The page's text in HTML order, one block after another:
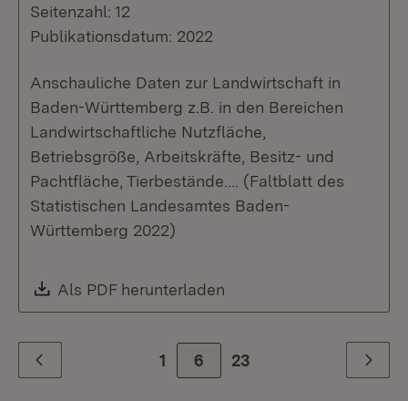
Seitenzahl: 12
Publikationsdatum: 2022
Anschauliche Daten zur Landwirtschaft in
Baden-Württemberg z.B. in den Bereichen
Landwirtschaftliche Nutzfläche,
Betriebsgröße, Arbeitskräfte, Besitz- und
Pachtfläche, Tierbestände…. (Faltblatt des
Statistischen Landesamtes Baden-
Württemberg 2022)
Download:
Als PDF herunterladen
Zurück 1 Zur Seite
6 23 Weiter